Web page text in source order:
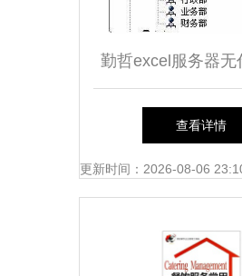
勤哲excel服务器无
食品包装企业管
查看详情
更新时间：2026-08-06